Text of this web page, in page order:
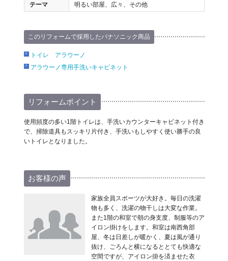
テーマ
明るい部屋、広々、その他
このリフォームで採用したパナソニック商品
トイレ アラウーノ
アラウーノ専用手洗いキャビネット
リフォームポイント
使用頻度の多い1階トイレは、手洗いカウンターキャビネット付き
で、掃除道具もスッキリ片付き、手洗いもしやすく使い勝手の良
いトイレとなりました。
お客様の声
家族全員スポーツが大好き。毎日の洗濯
物も多く、洗濯の物干しは大変な作業。
また1階の和室で朝の身支度、制服等のア
イロン掛けをします。和室は南西角部
屋、冬は日差しが暖かく、夏は風が通り
抜け、ごろんと横になるととても快適な
空間ですが、アイロン掛を済ませた衣